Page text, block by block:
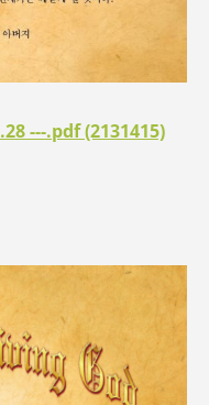
---.pdf (2131415)